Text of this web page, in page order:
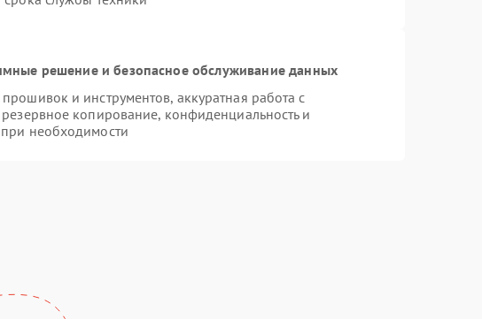
решение и безопасное обслуживание данных
и инструментов, аккуратная работа с
копирование, конфиденциальность и
необходимости